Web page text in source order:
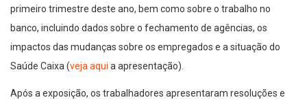
primeiro trimestre deste ano, bem como sobre o trabalho no
banco, incluindo dados sobre o fechamento de agências, os
impactos das mudanças sobre os empregados e a situação do
Saúde Caixa (veja aqui a apresentação).
Após a exposição, os trabalhadores apresentaram resoluções e